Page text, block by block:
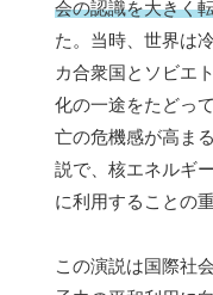
会の認識を大きく
た。当時、世界は
カ合衆国とソビエ
化の一途をたどっ
亡の危機感が高ま
説で、核エネルギ
に利用することの
この演説は国際社